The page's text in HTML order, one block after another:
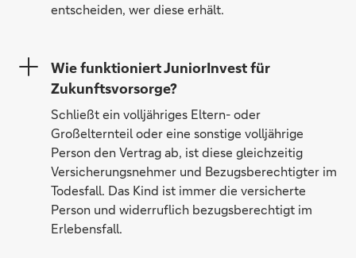
entscheiden, wer diese erhält.
Wie funktioniert JuniorInvest für
Zukunftsvorsorge?
Schließt ein volljähriges Eltern- oder
Großelternteil oder eine sonstige volljährige
Person den Vertrag ab, ist diese gleichzeitig
Versicherungsnehmer und Bezugsberechtigter im
Todesfall. Das Kind ist immer die versicherte
Person und widerruflich bezugsberechtigt im
Erlebensfall.